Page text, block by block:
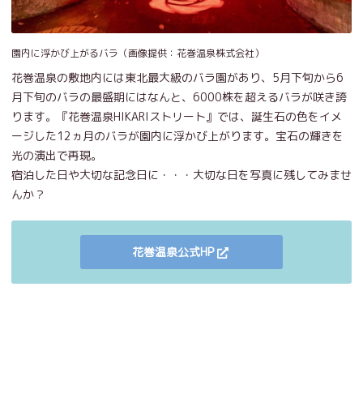
園内に浮かび上がるバラ（画像提供：花巻温泉株式会社）
花巻温泉の敷地内には東北最大級のバラ園があり、5月下旬から6
月下旬のバラの最盛期にはなんと、6000株を超えるバラが咲き誇
ります。『花巻温泉HIKARIストリート』では、誕生石の色をイメ
ージした12ヵ月のバラが園内に浮かび上がります。宝石の輝きを
光の演出で再現。
宿泊した日や大切な記念日に・・・大切な日を写真に残してみませ
んか？
花巻温泉公式HP